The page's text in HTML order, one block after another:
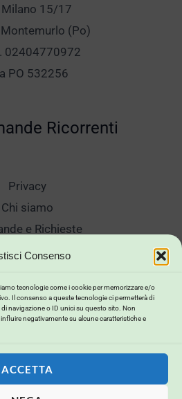
Consenso
tecnologie come i cookie per memorizzare e/o
Il consenso a queste tecnologie ci permetterà di
navigazione o ID unici su questo sito. Non
negativamente su alcune caratteristiche e
ACCETTA
Milano 15/17
(Po)
02404770972
PO 532256
Ricorrenti
Privacy
Chi siamo
e Richieste
e Lavaggi
Cambio Merce
Account